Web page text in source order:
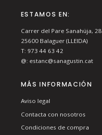
ESTAMOS EN:
Carrer del Pare Sanahüja, 28
25600 Balaguer (LLEIDA)
T: 973 44 63 42
@: estanc@sanagustin.cat
MÁS INFORMACIÓN
Aviso legal
Contacta con nosotros
Condiciones de compra